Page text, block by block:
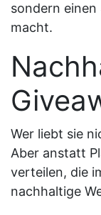
sondern
macht.
Wer liebt sie
Aber anstatt
verteilen, die
nachhaltige